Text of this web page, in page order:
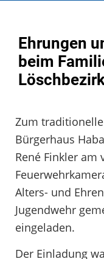
Ehrungen
beim
Zum
Bürgerhaus
René Finkler am
Alters- und
Jugendwehr
eingeladen.
Der Einladung